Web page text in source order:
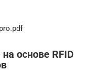
основе RFID